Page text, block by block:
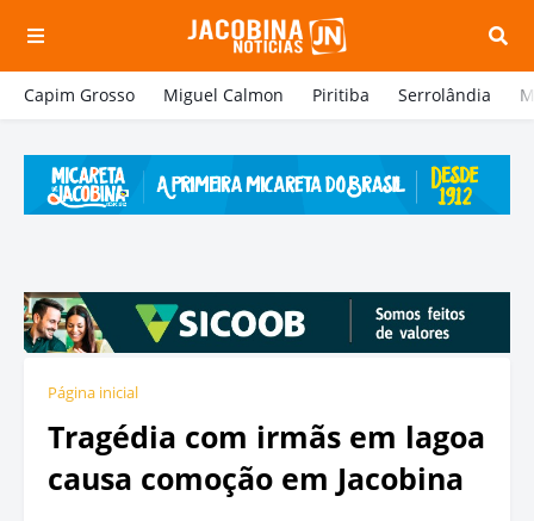
Capim Grosso Miguel Calmon Piritiba Serrolândia
Página inicial
Tragédia com irmãs em lagoa
causa comoção em Jacobina